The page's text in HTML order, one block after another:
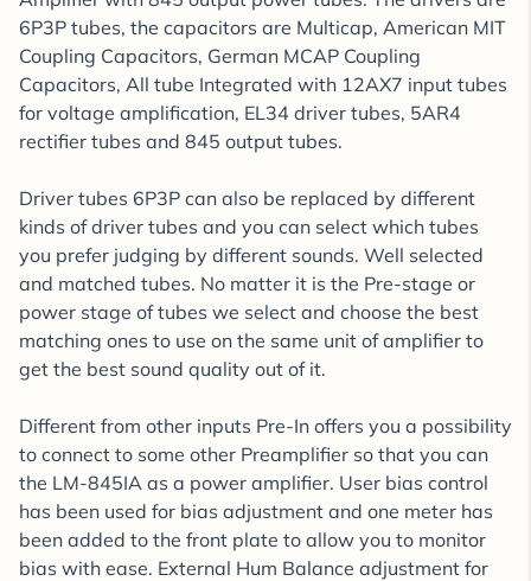
6P3P tubes, the capacitors are Multicap, American MIT
Coupling Capacitors, German MCAP Coupling
Capacitors, All tube Integrated with 12AX7 input tubes
for voltage amplification, EL34 driver tubes, 5AR4
rectifier tubes and 845 output tubes.
Driver tubes 6P3P can also be replaced by different
kinds of driver tubes and you can select which tubes
you prefer judging by different sounds. Well selected
and matched tubes. No matter it is the Pre-stage or
power stage of tubes we select and choose the best
matching ones to use on the same unit of amplifier to
get the best sound quality out of it.
Different from other inputs Pre-In offers you a possibility
to connect to some other Preamplifier so that you can
the LM-845IA as a power amplifier. User bias control
has been used for bias adjustment and one meter has
been added to the front plate to allow you to monitor
bias with ease. External Hum Balance adjustment for